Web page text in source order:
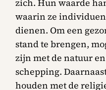
zich. Hun waarde
waarin ze
dienen. Om een
stand te brengen,
zijn met de natuur
schepping.
houden met de